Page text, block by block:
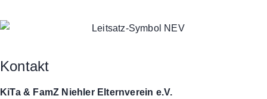
Kontakt
KiTa & FamZ Niehler Elternverein e.V.